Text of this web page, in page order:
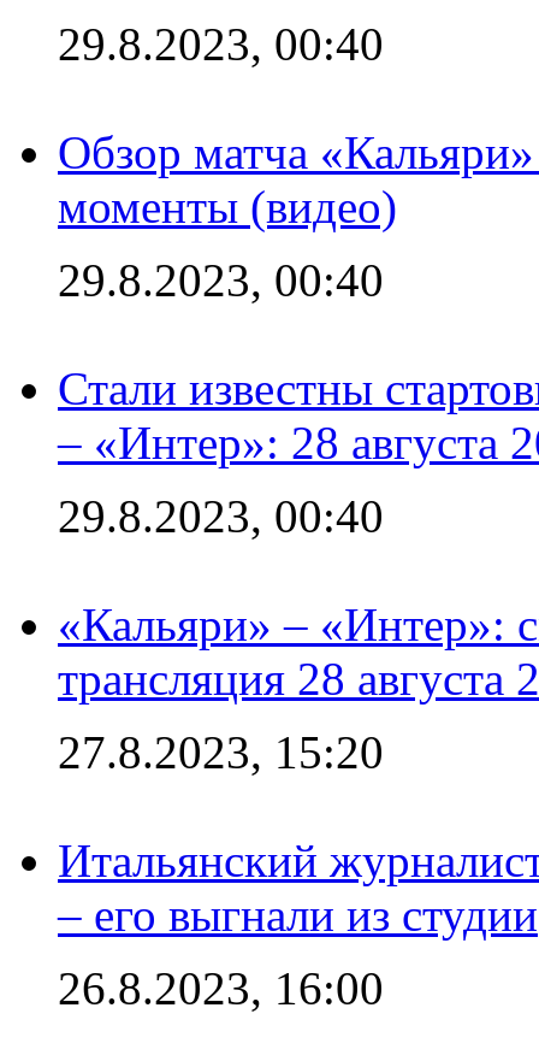
29.8.2023, 00:40
Обзор матча
моменты (видео)
29.8.2023, 00:40
Стали известны
– «Интер»: 28 августа
29.8.2023, 00:40
«Кальяри» – «Интер»:
трансляция 28 августа
27.8.2023, 15:20
Итальянский
– его выгнали из студии
26.8.2023, 16:00